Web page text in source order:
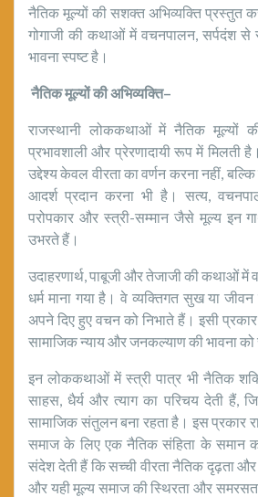
नैतिक मूल्यों की सशक्त अभिव्यक्ति प्रस्तुत
गोगाजी की कथाओं में वचनपालन, सर्पदंश से
भावना स्पष्ट है।
नैतिक मूल्यों की अभिव्यक्ति–
राजस्थानी लोककथाओं में नैतिक मूल्यों
प्रभावशाली और प्रेरणादायी रूप में
उद्देश्य केवल वीरता का वर्णन करना नहीं,
आदर्श प्रदान करना भी है। सत्य,
परोपकार और स्त्री-सम्मान जैसे मूल्य इन
उभरते हैं।
उदाहरणार्थ, पाबूजी और तेजाजी की कथाओं में
धर्म माना गया है। वे व्यक्तिगत सुख या जीवन
अपने दिए हुए वचन को निभाते हैं। इसी प्रकार
सामाजिक न्याय और जनकल्याण की भावना
इन लोककथाओं में स्त्री पात्र भी नैतिक
साहस, धैर्य और त्याग का परिचय देती हैं,
सामाजिक संतुलन बना रहता है। इस प्रकार
समाज के लिए एक नैतिक संहिता के समान
संदेश देती हैं कि सच्ची वीरता नैतिक दृढ़ता और
और यही मूल्य समाज की स्थिरता और